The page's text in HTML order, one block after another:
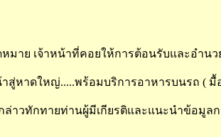
าย เจ้าหน้าที่คอยให้การต้อนรับและอำนว
สู่หาดใหญ่.....พร้อมบริการอาหารบนรถ ( มื้
าวทักทายท่านผู้มีเกียรติและแนะนำข้อมูลก